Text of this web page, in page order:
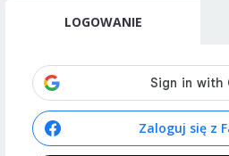
LOGOWANIE
Zaloguj się z